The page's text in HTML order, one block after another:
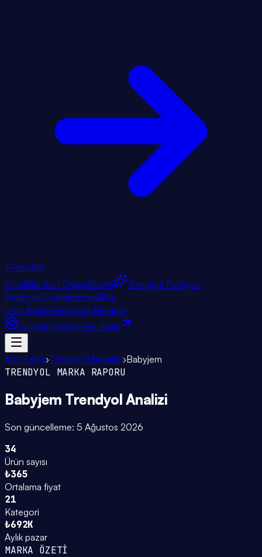
TPro360
ÖzelliklerNasıl ÇalışırEklenti
Trendyol Fotoğraf
StüdyosuFiyatlandırmaBlog
Ürün AnalizKomisyon Hesapla
EklentiGirişÜcretsiz Başla
Ana Sayfa›Trendyol Markaları›Babyjem
TRENDYOL MARKA RAPORU
Babyjem Trendyol Analizi
Son güncelleme: 5 Ağustos 2026
34
Ürün sayısı
₺365
Ortalama fiyat
21
Kategori
₺692K
Aylık pazar
MARKA ÖZETİ